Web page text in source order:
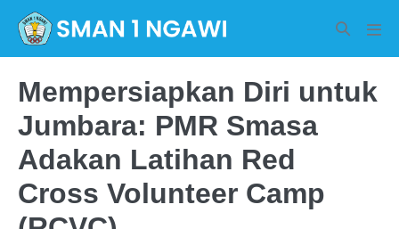
content
Search
Mempersiapkan Diri untuk
Jumbara: PMR Smasa
Adakan Latihan Red
Cross Volunteer Camp